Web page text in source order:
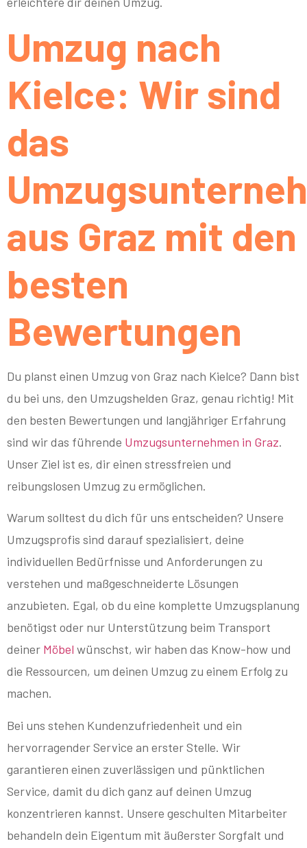
Umzug nach
Kielce: Wir sind
das
aus Graz mit den
besten
Bewertungen
Du planst einen Umzug von Graz nach Kielce? Dann bist
du bei uns, den Umzugshelden Graz, genau richtig! Mit
den besten Bewertungen und langjähriger Erfahrung
sind wir das führende Umzugsunternehmen in Graz.
Unser Ziel ist es, dir einen stressfreien und
reibungslosen Umzug zu ermöglichen.
Warum solltest du dich für uns entscheiden? Unsere
Umzugsprofis sind darauf spezialisiert, deine
individuellen Bedürfnisse und Anforderungen zu
verstehen und maßgeschneiderte Lösungen
anzubieten. Egal, ob du eine komplette Umzugsplanung
benötigst oder nur Unterstützung beim Transport
deiner Möbel wünschst, wir haben das Know-how und
die Ressourcen, um deinen Umzug zu einem Erfolg zu
machen.
Bei uns stehen Kundenzufriedenheit und ein
hervorragender Service an erster Stelle. Wir
garantieren einen zuverlässigen und pünktlichen
Service, damit du dich ganz auf deinen Umzug
konzentrieren kannst. Unsere geschulten Mitarbeiter
behandeln dein Eigentum mit äußerster Sorgfalt und